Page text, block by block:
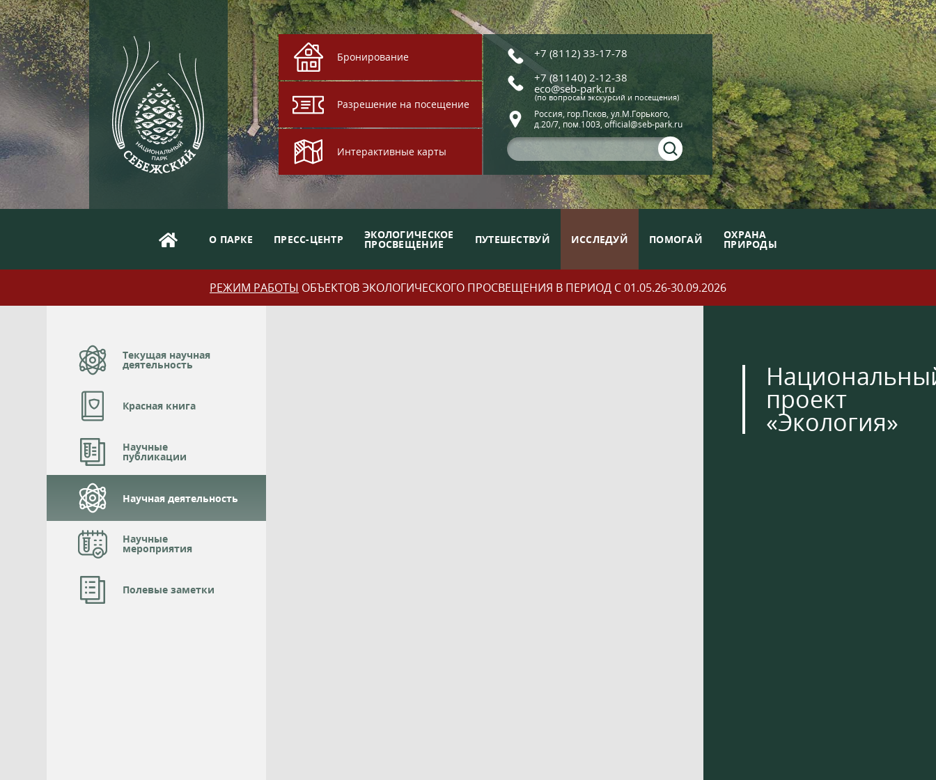
Бронирование
Разрешение на посещение
Интерактивные карты
+7 (8112) 33-17-78
+7 (81140) 2-12-38
eco@seb-park.ru
(по вопросам экскурсий и посещения)
Россия, гор.Псков, ул.М.Горького,
д.20/7, пом.1003, official@seb-park.ru
О ПАРКЕ ПРЕСС-ЦЕНТР ЭКОЛОГИЧЕСКОЕ
ПРОСВЕЩЕНИЕ ПУТЕШЕСТВУЙ ИССЛЕДУЙ ПОМОГАЙ ОХРАНА
ПРИРОДЫ
РЕЖИМ РАБОТЫ ОБЪЕКТОВ ЭКОЛОГИЧЕСКОГО ПРОСВЕЩЕНИЯ В ПЕРИОД С 01.05.26-30.09.2026
Текущая научная
деятельность
Красная книга
Научные
публикации
Научная деятельность
Научные
мероприятия
Полевые заметки
проект
«Экология»